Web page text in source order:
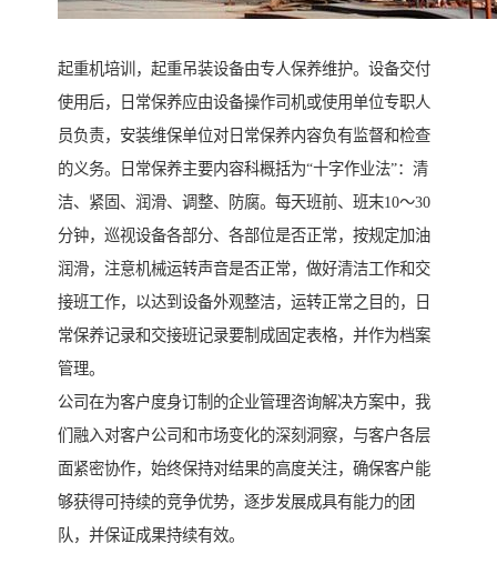
起重机培训，起重吊装设备由专人保养维护。设备交付
使用后，日常保养应由设备操作司机或使用单位专职人
员负责，安装维保单位对日常保养内容负有监督和检查
的义务。日常保养主要内容科概括为“十字作业法”：清
洁、紧固、润滑、调整、防腐。每天班前、班末10～30
分钟，巡视设备各部分、各部位是否正常，按规定加油
润滑，注意机械运转声音是否正常，做好清洁工作和交
接班工作，以达到设备外观整洁，运转正常之目的，日
常保养记录和交接班记录要制成固定表格，并作为档案
管理。
公司在为客户度身订制的企业管理咨询解决方案中，我
们融入对客户公司和市场变化的深刻洞察，与客户各层
面紧密协作，始终保持对结果的高度关注，确保客户能
够获得可持续的竞争优势，逐步发展成具有能力的团
队，并保证成果持续有效。